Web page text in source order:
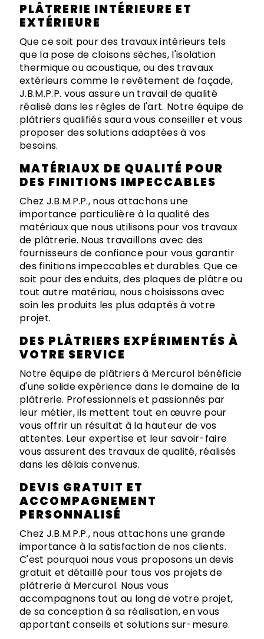
PLÂTRERIE INTÉRIEURE ET
EXTÉRIEURE
Que ce soit pour des travaux intérieurs tels
que la pose de cloisons sèches, l'isolation
thermique ou acoustique, ou des travaux
extérieurs comme le revêtement de façade,
J.B.M.P.P. vous assure un travail de qualité
réalisé dans les règles de l'art. Notre équipe de
plâtriers qualifiés saura vous conseiller et vous
proposer des solutions adaptées à vos
besoins.
MATÉRIAUX DE QUALITÉ POUR
DES FINITIONS IMPECCABLES
Chez J.B.M.P.P., nous attachons une
importance particulière à la qualité des
matériaux que nous utilisons pour vos travaux
de plâtrerie. Nous travaillons avec des
fournisseurs de confiance pour vous garantir
des finitions impeccables et durables. Que ce
soit pour des enduits, des plaques de plâtre ou
tout autre matériau, nous choisissons avec
soin les produits les plus adaptés à votre
projet.
DES PLÂTRIERS EXPÉRIMENTÉS À
VOTRE SERVICE
Notre équipe de plâtriers à Mercurol bénéficie
d'une solide expérience dans le domaine de la
plâtrerie. Professionnels et passionnés par
leur métier, ils mettent tout en œuvre pour
vous offrir un résultat à la hauteur de vos
attentes. Leur expertise et leur savoir-faire
vous assurent des travaux de qualité, réalisés
dans les délais convenus.
DEVIS GRATUIT ET
ACCOMPAGNEMENT
PERSONNALISÉ
Chez J.B.M.P.P., nous attachons une grande
importance à la satisfaction de nos clients.
C'est pourquoi nous vous proposons un devis
gratuit et détaillé pour tous vos projets de
plâtrerie à Mercurol. Nous vous
accompagnons tout au long de votre projet,
de sa conception à sa réalisation, en vous
apportant conseils et solutions sur-mesure.